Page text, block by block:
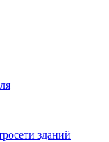
зданий